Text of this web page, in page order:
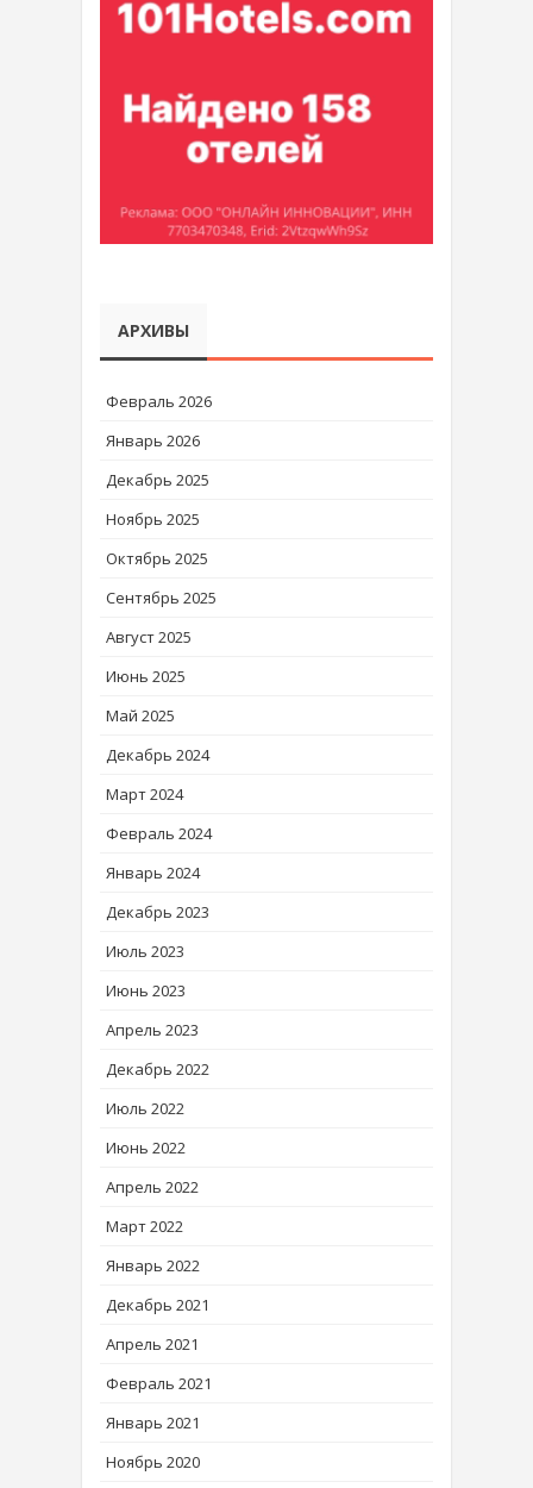
АРХИВЫ
Февраль 2026
Январь 2026
Декабрь 2025
Ноябрь 2025
Октябрь 2025
Сентябрь 2025
Август 2025
Июнь 2025
Май 2025
Декабрь 2024
Март 2024
Февраль 2024
Январь 2024
Декабрь 2023
Июль 2023
Июнь 2023
Апрель 2023
Декабрь 2022
Июль 2022
Июнь 2022
Апрель 2022
Март 2022
Январь 2022
Декабрь 2021
Апрель 2021
Февраль 2021
Январь 2021
Ноябрь 2020